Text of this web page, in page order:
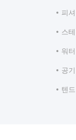
피
스
워
공
텐